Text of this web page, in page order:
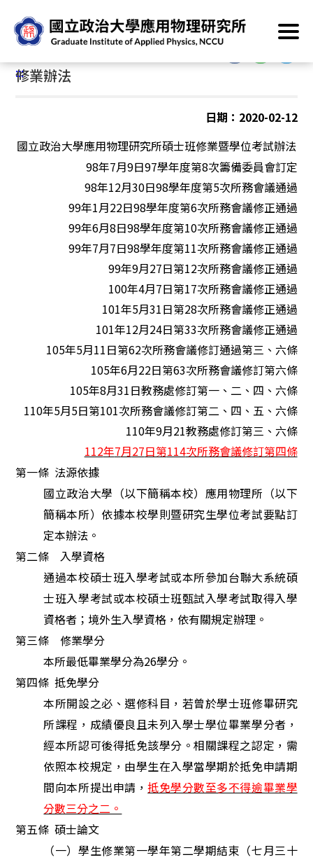
到
主
要
內
首頁 資訊專區 課程/修業 / 修業辦法
:::
修業辦法
日期：2020-02-12
國立政治大學應用物理研究所碩士班修業暨學位考試辦法
98年7月9日97學年度第8次籌備委員會訂定
98年12月30日98學年度第5次所務會議通過
99年1月22日98學年度第6次所務會議修正通過
99年6月8日98學年度第10次所務會議修正通過
99年7月7日98學年度第11次所務會議修正通過
99年9月27日第12次所務會議修正通過
100年4月7日第17次所務會議修正通過
101年5月31日第28次所務會議修正通過
101年12月24日第33次所務會議修正通過
105年5月11日第62次所務會議修訂通過第三、六條
105年6月22日第63次所務會議修訂第六條
105年8月31日教務處修訂第一、二、四、六條
110年5月5日第101次所務會議修訂第二、四、五、六條
110年9月21教務處修訂第三、六條
112年7月27日第114次所務會議修訂第四條
第一條 法源依據
國立政治大學（以下簡稱本校）應用物理所（以下
簡稱本所）依據本校學則暨研究生學位考試要點訂
定本辦法。
第二條 入學資格
通過本校碩士班入學考試或本所參加台聯大系統碩
士班入學考試或本校碩士班甄試入學考試取得入學
資格者；境外生入學資格，依有關規定辦理。
第三條 修業學分
本所最低畢業學分為26學分。
第四條 抵免學分
本所開設之必、選修科目，若曾於學士班修畢研究
所課程，成績優良且未列入學士學位畢業學分者，
經本所認可後得抵免該學分。相關課程之認定，需
依照本校規定，由學生在入學當學期於抵免申請期
間向本所提出申請 ，抵免學分數至多不得逾畢業學
分數三分之二。
第五條 碩士論文
（一）學生修業第一學年第二學期結束（七月三十